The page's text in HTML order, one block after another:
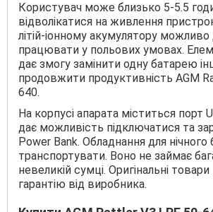
Користувач може близько 5-5.5
відволікатися на живлення
літій-іонному акумулятору можливо
працювати у польових умовах.
дає змогу замінити одну батарею
продовжити продуктивність AGM
640.
На корпусі апарата міститься порт
дає можливість підключатися та
Power Bank. Обладнання для нічного
транспортувати. Воно не займає
невеликій сумці. Оригінальні товари
гарантію від виробника.